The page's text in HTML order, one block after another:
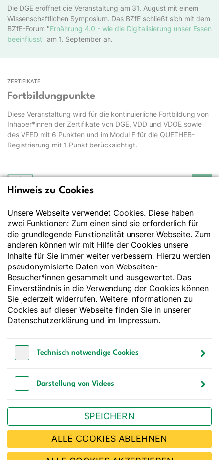
Die DGE eröffnet die Veranstaltung am 31. August mit einem
Wissenschaftlichen Symposium. Das BZfE schließt sich mit dem
BZfE-Forum "Ernährung 4.0 - wie die Digitalisierung unser Essen
beeinflusst" am 1. September an.
ZERTIFIKATE
Fortbildungpunkte
Diese Veranstaltung wird für die kontinuierliche Fortbildung von
Inhaber*innen der Zertifikate von DGE, VDD und VDOE sowie
des VFED mit 6 Punkten und im Modul F für die QUETHEB-
Registrierung mit 1 Punkt berücksichtigt.
Deutsche Gesellschaft
Der Wissenschaft verpflichtet - Ihre Partnerin für
Essen und Trinken
Deutsche Gesellschaft für Ernährung e. V.
Godesberger Allee 136
53175 Bonn
Tel:+49 228 3776-600
Fax:+49 228 3776-800
E-Mail: webmaster@dge.de
[socialLinksTitle]
Bestellen Sie unseren Newsletter
JETZT ABONNIEREN
Hinweis zu Cookies
Unsere Webseite verwendet Cookies. Diese haben
zwei Funktionen: Zum einen sind sie erforderlich für
die grundlegende Funktionalität unserer Webseite. Zum
anderen können wir mit Hilfe der Cookies unsere
Inhalte für Sie immer weiter verbessern. Hierzu werden
pseudonymisierte Daten von Webseiten-
Besucher*innen gesammelt und ausgewertet. Das
Einverständnis in die Verwendung der Cookies können
Sie jederzeit widerrufen. Weitere Informationen zu
Cookies auf dieser Webseite finden Sie in unserer
Datenschutzerklärung und im Impressum.
Technisch notwendige Cookies
Darstellung von Videos
SPEICHERN
ALLE COOKIES ABLEHNEN